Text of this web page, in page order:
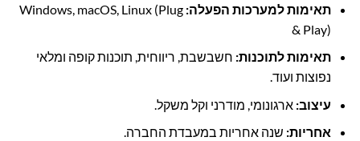
תאימות למערכות הפעלה: Windows, macOS, Linux (Plug
& Play)
תאימות לתוכנות: חשבשבת, ריווחית, תוכנות קופה ומלאי
נפוצות ועוד.
עיצוב: ארגונומי, מודרני וקל משקל.
אחריות: שנה אחריות במעבדת החברה.